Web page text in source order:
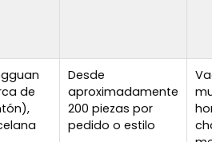
de
Desde
aproximadamente
200 piezas por
pedido o estilo